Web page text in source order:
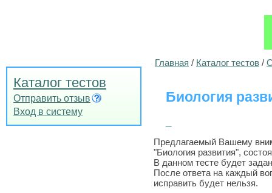
Каталог тестов
Отправить отзыв
Вход в систему
Главная / Каталог тестов /
Биология
Предлагаемый Вашему
"Биология развития",
В данном тесте будет
После ответа на каждый
исправить будет нельзя.